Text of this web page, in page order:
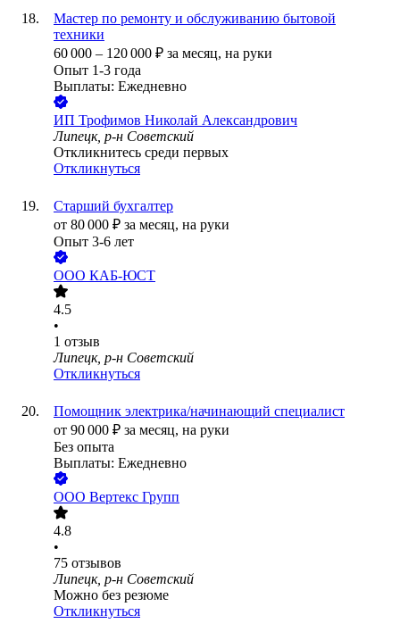
Мастер по ремонту и обслуживанию бытовой
техники
60 000 – 120 000 ₽ за месяц, на руки
Опыт 1-3 года
Выплаты: Ежедневно
ИП Трофимов Николай Александрович
Липецк, р-н Советский
Откликнитесь среди первых
Откликнуться
Старший бухгалтер
от 80 000 ₽ за месяц, на руки
Опыт 3-6 лет
ООО КАБ-ЮСТ
4.5
•
1 отзыв
Липецк, р-н Советский
Откликнуться
Помощник электрика/начинающий специалист
от 90 000 ₽ за месяц, на руки
Без опыта
Выплаты: Ежедневно
ООО Вертекс Групп
4.8
•
75 отзывов
Липецк, р-н Советский
Можно без резюме
Откликнуться